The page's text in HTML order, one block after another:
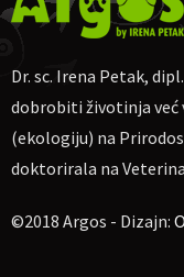
Dr. sc. Irena Petak,
dobrobiti životinja već
(ekologiju) na
doktorirala na
©2018 Argos - Dizajn: